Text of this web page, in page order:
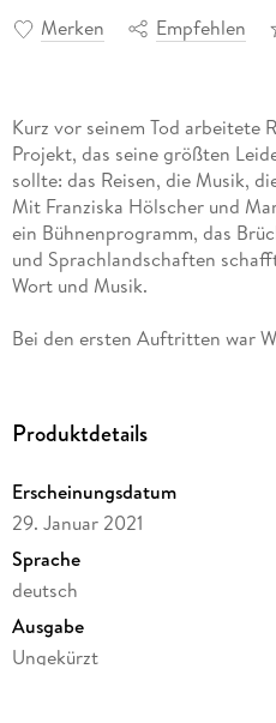
Merken Empfehlen
Kurz vor seinem Tod arbeitete
Projekt, das seine größten
sollte: das Reisen, die Musik,
Mit Franziska Hölscher und
ein Bühnenprogramm, das
und Sprachlandschaften
Bei den ersten Auftritten war
Schauspielerin Maria Schrader
Besetzung wird das Programm
Produktdetails
Erscheinungsdatum
29. Januar 2021
Sprache
deutsch
Ausgabe
Ungekürzt